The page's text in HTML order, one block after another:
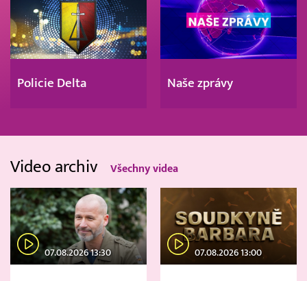
Policie Delta Naše zprávy
Video archiv Všechny videa
07.08.2026 13:30 07.08.2026 13:00